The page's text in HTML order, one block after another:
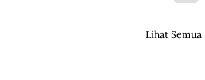
Lihat Semua